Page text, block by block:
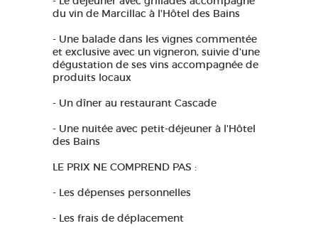
du vin de Marcillac à l'Hôtel des Bains
- Une balade dans les vignes commentée
et exclusive avec un vigneron, suivie d'une
dégustation de ses vins accompagnée de
produits locaux
- Un dîner au restaurant Cascade
- Une nuitée avec petit-déjeuner à l'Hôtel
des Bains
LE PRIX NE COMPREND PAS :
- Les dépenses personnelles
- Les frais de déplacement